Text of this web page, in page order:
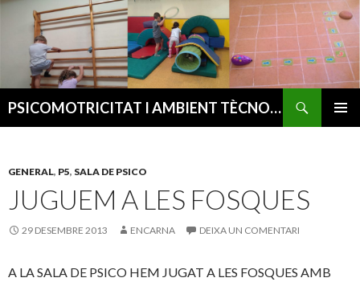
PSICOMOTRICITAT I AMBIENT TÈCNOLÒGIC
GENERAL, P5, SALA DE PSICO
JUGUEM A LES FOSQUES
29 DESEMBRE 2013 ENCARNA DEIXA UN COMENTARI
A LA SALA DE PSICO HEM JUGAT A LES FOSQUES AMB